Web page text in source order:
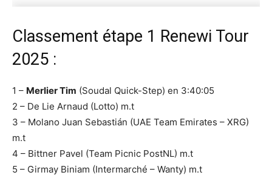
Classement étape 1 Renewi Tour
2025 :
1 – Merlier Tim (Soudal Quick-Step) en 3:40:05
2 – De Lie Arnaud (Lotto) m.t
3 – Molano Juan Sebastián (UAE Team Emirates – XRG)
m.t
4 – Bittner Pavel (Team Picnic PostNL) m.t
5 – Girmay Biniam (Intermarché – Wanty) m.t